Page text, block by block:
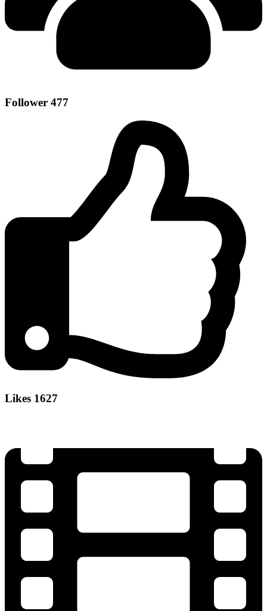
Follower 477
Likes 1627